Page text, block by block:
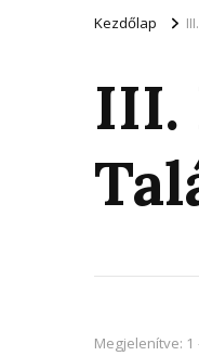
Kezdőlap
III.
Megjelenítve: